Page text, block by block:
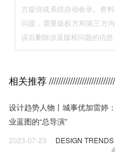
方提供或系统自动收录。资
问题，需要版权方和第三方
误后删除涉及版权问题的信息
相关推荐
设计趋势人物丨城事优加雷婷
业蓝图的“总导演”
2023-07-23 DESIGN